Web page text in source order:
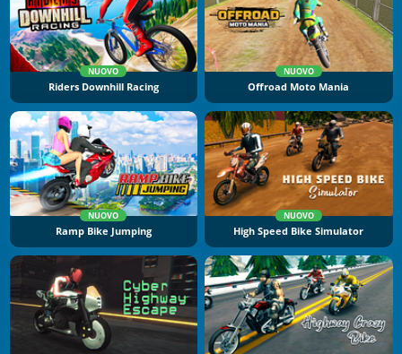
NUOVO
Riders Downhill Racing
NUOVO
Offroad Moto Mania
NUOVO
Ramp Bike Jumping
NUOVO
High Speed Bike Simulator